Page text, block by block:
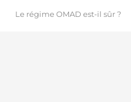
Le régime OMAD est-il sûr ?